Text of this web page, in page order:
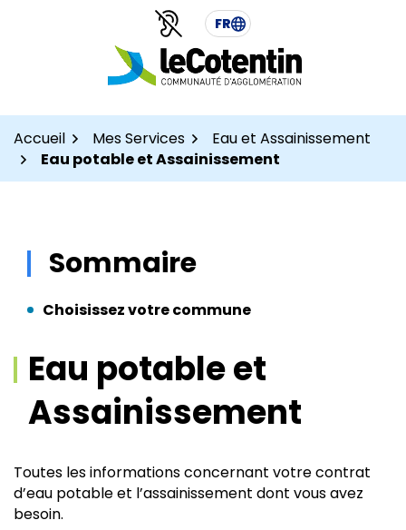
FR
Accueil Mes Services
Eau et Assainissement
Eau potable et Assainissement
Sommaire
Choisissez votre commune
Eau potable et
Assainissement
Toutes les informations concernant votre contrat
d’eau potable et l’assainissement dont vous avez
besoin.